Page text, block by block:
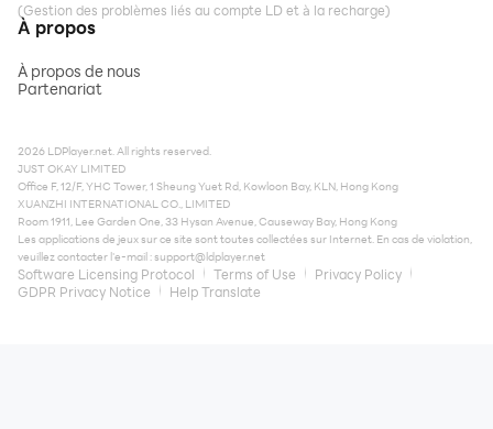
(Gestion des problèmes liés au compte LD et à la recharge)
À propos
À propos de nous
Partenariat
2026 LDPlayer.net. All rights reserved.
JUST OKAY LIMITED
Office F, 12/F, YHC Tower, 1 Sheung Yuet Rd, Kowloon Bay, KLN, Hong Kong
XUANZHI INTERNATIONAL CO., LIMITED
Room 1911, Lee Garden One, 33 Hysan Avenue, Causeway Bay, Hong Kong
Les applications de jeux sur ce site sont toutes collectées sur Internet. En cas de violation,
veuillez contacter l'e-mail :support@ldplayer.net
Software Licensing Protocol Terms of Use
Privacy Policy
GDPR Privacy Notice
Help Translate